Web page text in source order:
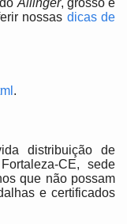
nossas dicas de
.
distribuição de
CE, sede
que não possam
e certificados